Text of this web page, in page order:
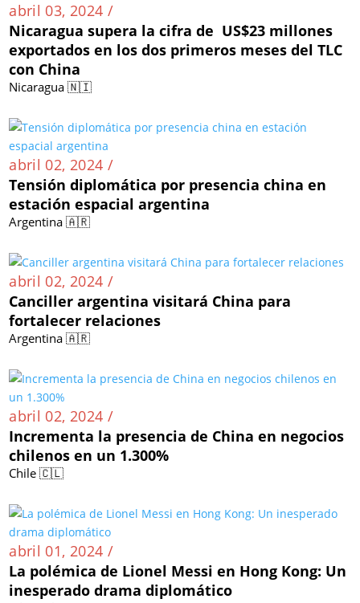
abril 03, 2024 /
Nicaragua supera la cifra de US$23 millones
exportados en los dos primeros meses del TLC
con China
Nicaragua 🇳🇮
abril 02, 2024 /
Tensión diplomática por presencia china en
estación espacial argentina
Argentina 🇦🇷
abril 02, 2024 /
Canciller argentina visitará China para
fortalecer relaciones
Argentina 🇦🇷
abril 02, 2024 /
Incrementa la presencia de China en negocios
chilenos en un 1.300%
Chile 🇨🇱
abril 01, 2024 /
La polémica de Lionel Messi en Hong Kong: Un
inesperado drama diplomático